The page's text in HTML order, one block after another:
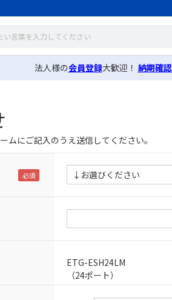
法人様の会員登録大歓迎！ 納期確
ムにご記入のうえ送信してください。
ETG-ESH24LM
（24ポート）